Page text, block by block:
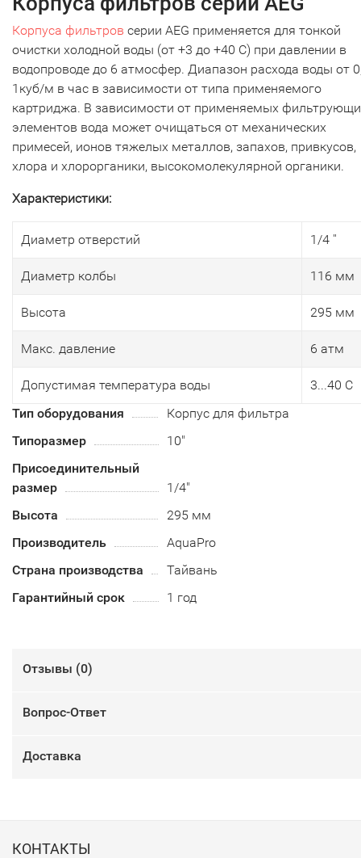
Корпуса фильтров серии AEG применяется для тонкой
очистки холодной воды (от +3 до +40 С) при давлении в
водопроводе до 6 атмосфер. Диапазон расхода воды от
1куб/м в час в зависимости от типа применяемого
картриджа. В зависимости от применяемых
элементов вода может очищаться от механических
примесей, ионов тяжелых металлов, запахов, привкусов,
хлора и хлорорганики, высокомолекулярной органики.
Характеристики:
Диаметр отверстий 1/4 ''
Диаметр колбы 116 мм
Высота 295 мм
Макс. давление 6 атм
Допустимая температура воды
3...40 С
Тип оборудования
Корпус для фильтра
Типоразмер
10"
Присоединительный
размер
1/4"
Высота
295 мм
Производитель
AquaPro
Страна производства
Тайвань
Гарантийный срок
1 год
Отзывы (0)
Вопрос-Ответ
Доставка
КОНТАКТЫ